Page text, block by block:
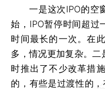
一是这次IPO的空窗
始，IPO暂停时间超过
时间最长的一次。在
多，情况更加复杂。二
时推出了不少改革措
的，有些是过渡性的